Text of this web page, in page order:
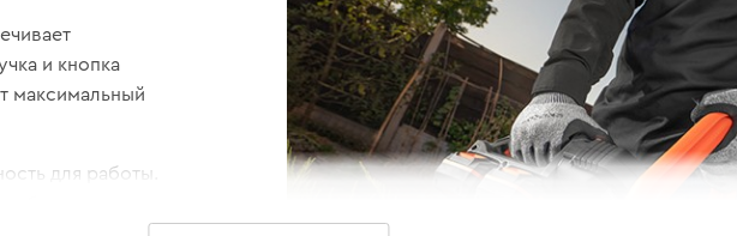
и кнопка
максимальный
для работы.